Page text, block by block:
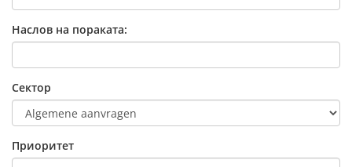
Наслов на пораката:
Сектор
Приоритет